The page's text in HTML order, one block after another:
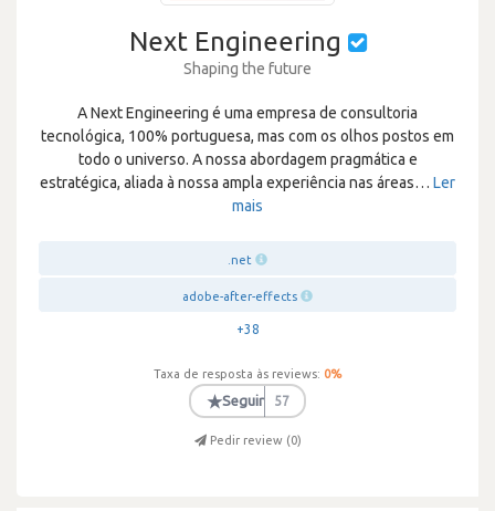
Next Engineering
Shaping the future
A Next Engineering é uma empresa de consultoria
tecnológica, 100% portuguesa, mas com os olhos postos em
todo o universo. A nossa abordagem pragmática e
estratégica, aliada à nossa ampla experiência nas áreas… Ler
mais
.net
adobe-after-effects
+38
Taxa de resposta às reviews: 0%
★Seguir 57
Pedir review (0)